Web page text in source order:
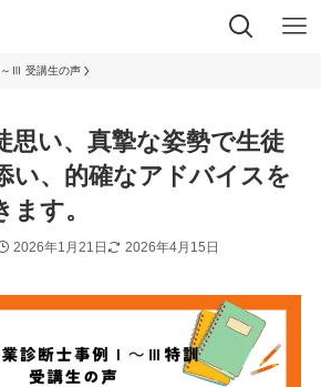
Ⅲ 受講生の声
思い、真摯な姿勢で生徒
い、的確なアドバイスを
ます。
2026年1月21日 2026年4月15日